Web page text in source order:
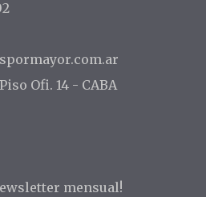
Ofi. 14 - CABA
mensual!